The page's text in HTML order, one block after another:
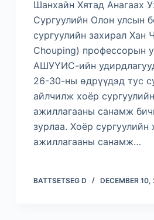
Шанхайн Хятад Анагаах
Сургуулийн Олон улсын
сургуулийн захирал Хан
Chouping) профессорын
АШУҮИС-ийн
26-30-ны өдрүүдэд тус
айлчилж хоёр
ажиллагааны санамж
зурлаа. Хоёр сургуулийн
ажиллагааны санамж…
BATTSETSEG D DECEMBER